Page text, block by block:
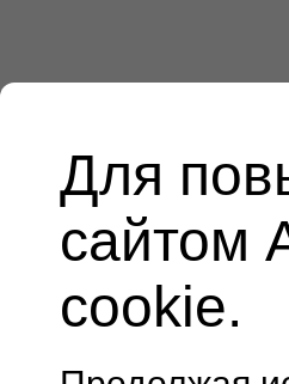
Для
сайтом
cookie.